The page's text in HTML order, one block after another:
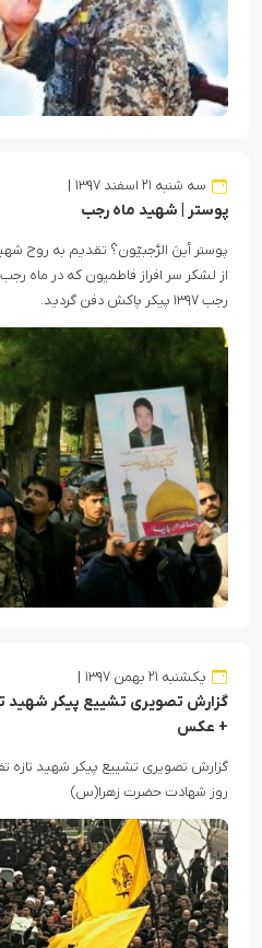
سه شنبه ۲۱ اسفند ۱۳۹۷
پوستر | شهید ماه رجب
پوستر أینَ الرَّجبیّون؟ تقدیم به روح
رجب ۱۳۹۷ پیکر پاکش دفن گردید.
یکشنبه ۲۱ بهمن ۱۳۹۷
گزارش تصویری تشییع پیکر
+ عکس
گزارش تصویری تشییع پیکر شهید
روز شهادت حضرت زهرا(س)